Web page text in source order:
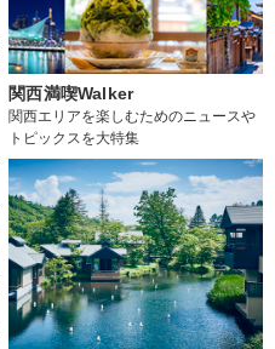
関西満喫Walker
関西エリアを楽しむためのニュースや
トピックスを大特集